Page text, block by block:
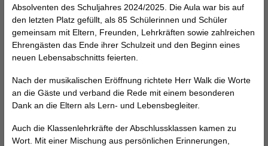
Absolventen des Schuljahres 2024/2025. Die Aula war bis auf
den letzten Platz gefüllt, als 85 Schülerinnen und Schüler
gemeinsam mit Eltern, Freunden, Lehrkräften sowie zahlreichen
Ehrengästen das Ende ihrer Schulzeit und den Beginn eines
neuen Lebensabschnitts feierten.
Nach der musikalischen Eröffnung richtete Herr Walk die Worte
an die Gäste und verband die Rede mit einem besonderen
Dank an die Eltern als Lern- und Lebensbegleiter.
Auch die Klassenlehrkräfte der Abschlussklassen kamen zu
Wort. Mit einer Mischung aus persönlichen Erinnerungen,